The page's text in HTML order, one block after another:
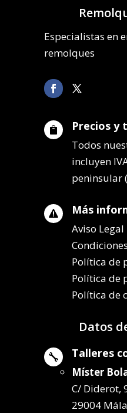
Especialistas en
remolques
 Precios y
Todos
incluyen
peninsular
 Más
Aviso Legal
Política de
Política de
Política de
Datos
 Talleres
Míster
C/ Diderot,
29004